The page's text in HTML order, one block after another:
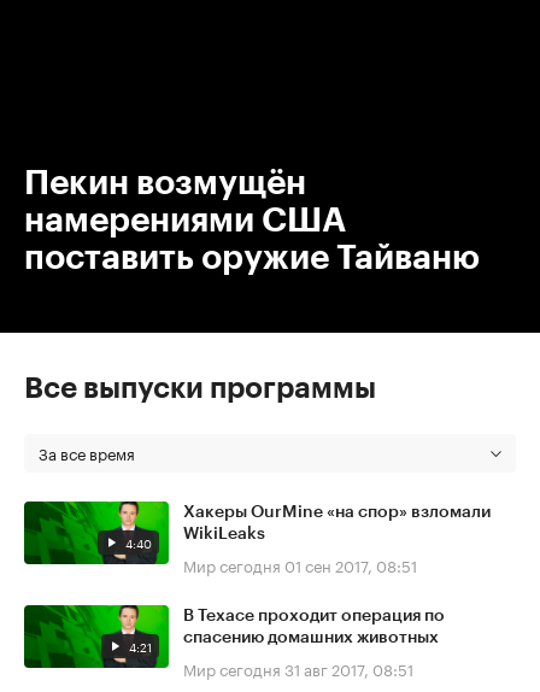
Пекин возмущён
намерениями США
поставить оружие Тайваню
Все выпуски программы
За все время
4:40
Хакеры OurMine «на спор» взломали
WikiLeaks
Мир сегодня 01 сен 2017, 08:51
4:21
В Техасе проходит операция по
спасению домашних животных
Мир сегодня 31 авг 2017, 08:51